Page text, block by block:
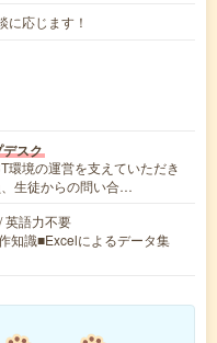
応じます！
スク
環境の運営を支えていただき
生徒からの問い合…
英語力不要
知識■Excelによるデータ集